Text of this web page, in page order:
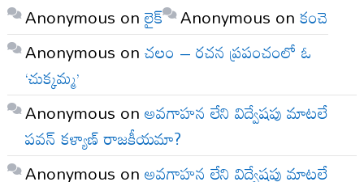
Anonymous onలైక్ Anonymous onకంచె
Anonymous onచలం – రచన ప్రపంచంలో ఓ
‘చుక్కమ్మ’
Anonymous onఅవగాహన లేని విద్వేషపు మాటలే
పవన్ కళ్యాణ్ రాజకీయమా?
Anonymous onఅవగాహన లేని విద్వేషపు మాటలే